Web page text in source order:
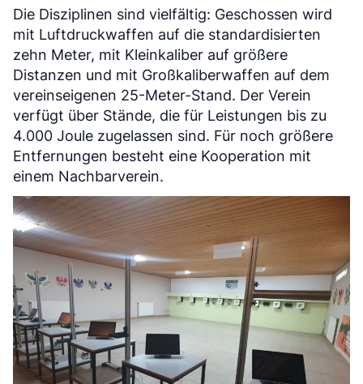
Die Disziplinen sind vielfältig: Geschossen wird
mit Luftdruckwaffen auf die standardisierten
zehn Meter, mit Kleinkaliber auf größere
Distanzen und mit Großkaliberwaffen auf dem
vereinseigenen 25-Meter-Stand. Der Verein
verfügt über Stände, die für Leistungen bis zu
4.000 Joule zugelassen sind. Für noch größere
Entfernungen besteht eine Kooperation mit
einem Nachbarverein.